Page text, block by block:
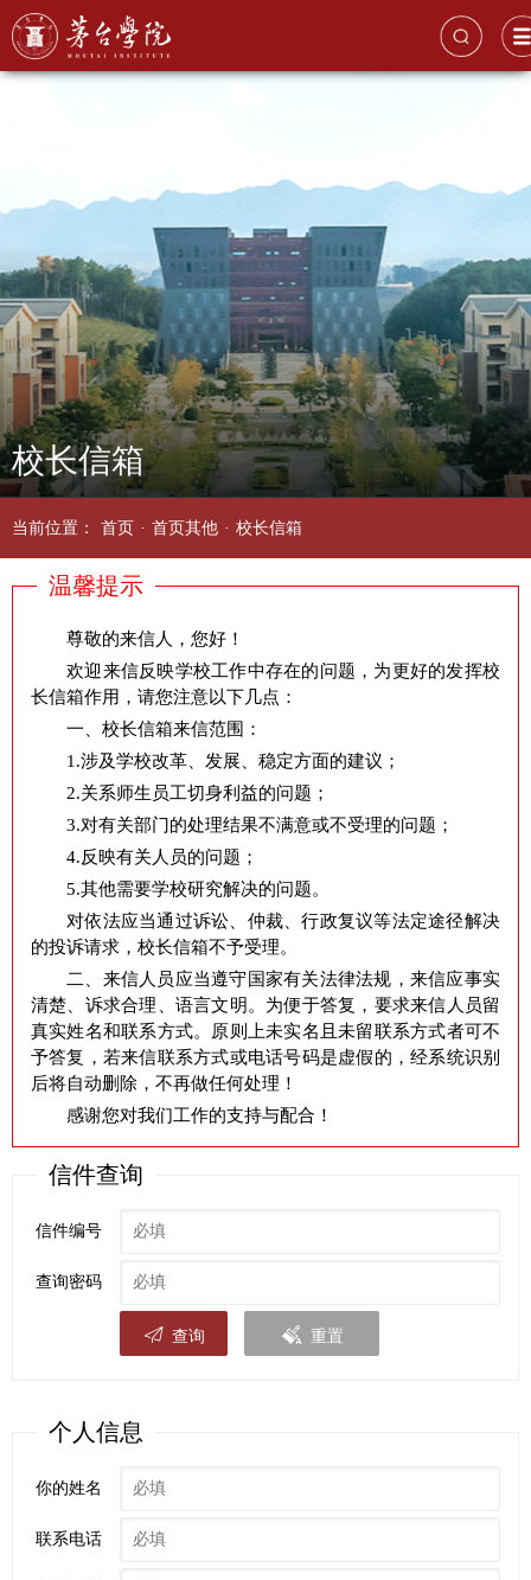
校长信箱
当前位置： 首页 · 首页其他 · 校长信箱
温馨提示
尊敬的来信人，您好！
欢迎来信反映学校工作中存在的问题，为更好的发挥校
长信箱作用，请您注意以下几点：
一、校长信箱来信范围：
1.涉及学校改革、发展、稳定方面的建议；
2.关系师生员工切身利益的问题；
3.对有关部门的处理结果不满意或不受理的问题；
4.反映有关人员的问题；
5.其他需要学校研究解决的问题。
对依法应当通过诉讼、仲裁、行政复议等法定途径解决
的投诉请求，校长信箱不予受理。
二、来信人员应当遵守国家有关法律法规，来信应事实
清楚、诉求合理、语言文明。为便于答复，要求来信人员留
真实姓名和联系方式。原则上未实名且未留联系方式者可不
予答复，若来信联系方式或电话号码是虚假的，经系统识别
后将自动删除，不再做任何处理！
感谢您对我们工作的支持与配合！
信件查询
信件编号
查询密码
查询 重置
个人信息
你的姓名
联系电话